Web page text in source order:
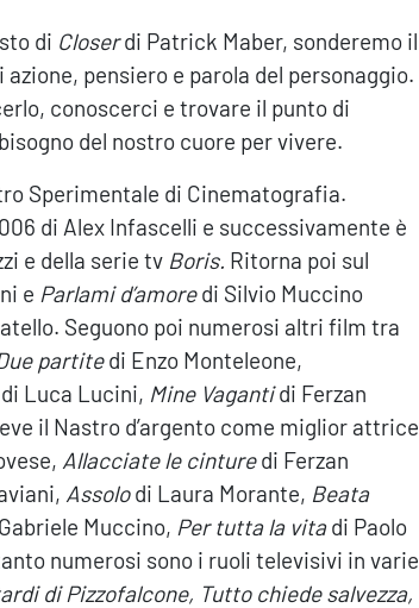
di Closerdi Patrick Maber, sonderemo il
pensiero e parola del personaggio.
conoscerci e trovare il punto di
del nostro cuore per vivere.
Sperimentale di Cinematografia.
di Alex Infascelli e successivamente è
e della serie tv Boris. Ritorna poi sul
e Parlami d’amoredi Silvio Muccino
Seguono poi numerosi altri film tra
partitedi Enzo Monteleone,
Luca Lucini, Mine Vagantidi Ferzan
il Nastro d’argento come miglior attrice
Allacciate le cinturedi Ferzan
Assolodi Laura Morante, Beata
Muccino, Per tutta la vitadi Paolo
numerosi sono i ruoli televisivi in varie
di Pizzofalcone, Tutto chiede salvezza,